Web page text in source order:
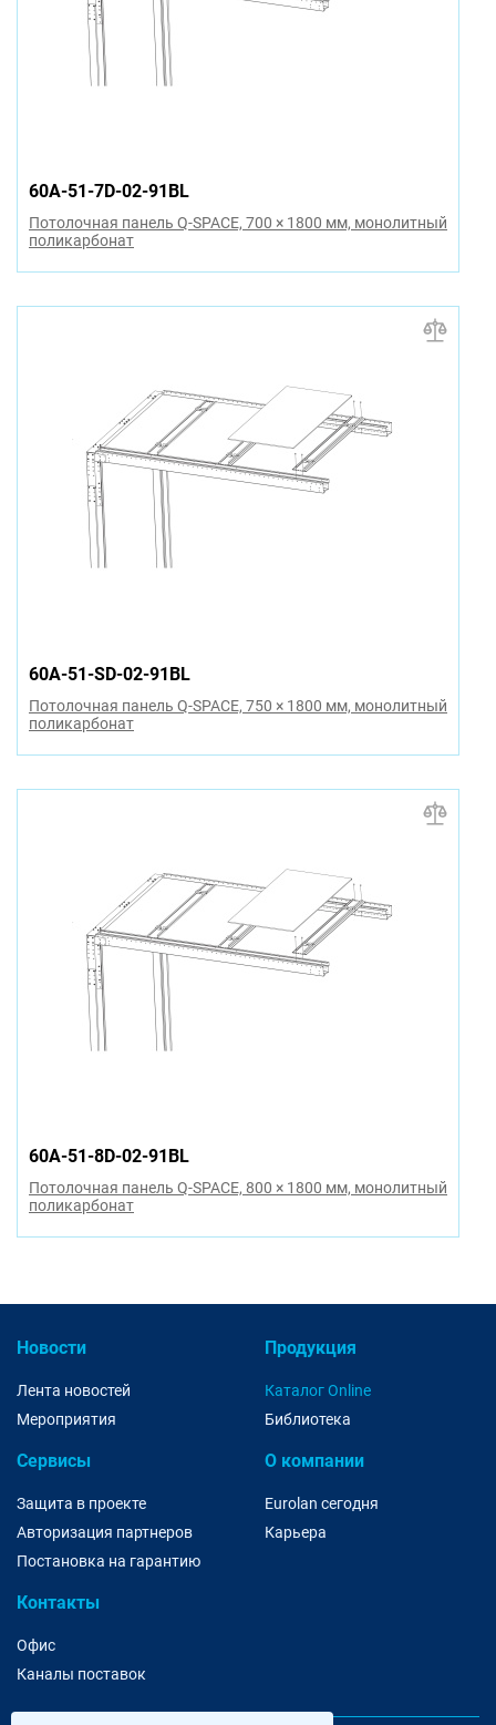
60A-51-7D-02-91BL
Потолочная панель Q-SPACE, 700 × 1800 мм, монолитный
поликарбонат
60A-51-SD-02-91BL
Потолочная панель Q-SPACE, 750 × 1800 мм, монолитный
поликарбонат
60A-51-8D-02-91BL
Потолочная панель Q-SPACE, 800 × 1800 мм, монолитный
поликарбонат
Новости
Лента новостей
Мероприятия
Продукция
Каталог Online
Библиотека
Сервисы
Защита в проекте
Авторизация партнеров
Постановка на гарантию
О компании
Eurolan сегодня
Карьера
Контакты
Офис
Каналы поставок